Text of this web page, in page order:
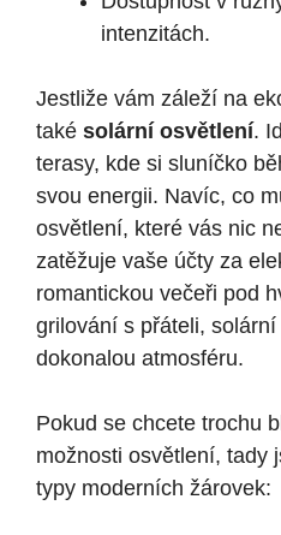
intenzitách.
Jestliže vám záleží na
také solární osvětlení.
terasy, kde si sluníčko
svou energii. Navíc, co
osvětlení, které vás nic
zatěžuje vaše účty za
romantickou večeři pod
grilování s přáteli,
dokonalou atmosféru.
Pokud se chcete trochu
možnosti osvětlení, tady
typy moderních žárovek: